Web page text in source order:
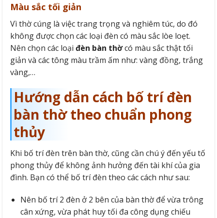
Màu sắc tối giản
Vì thờ cúng là việc trang trọng và nghiêm túc, do đó
không được chọn các loại đèn có màu sắc lòe loẹt.
Nên chọn các loại đèn bàn thờcó màu sắc thật tối
giản và các tông màu trầm ấm như: vàng đồng, trắng
vàng,…
Hướng dẫn cách bố trí đèn
bàn thờ theo chuẩn phong
thủy
Khi bố trí đèn trên bàn thờ, cũng cần chú ý đến yếu tố
phong thủy để không ảnh hưởng đến tài khí của gia
đình. Bạn có thể bố trí đèn theo các cách như sau:
Nên bố trí 2 đèn ở 2 bên của bàn thờ để vừa trông
cân xứng, vừa phát huy tối đa công dụng chiếu